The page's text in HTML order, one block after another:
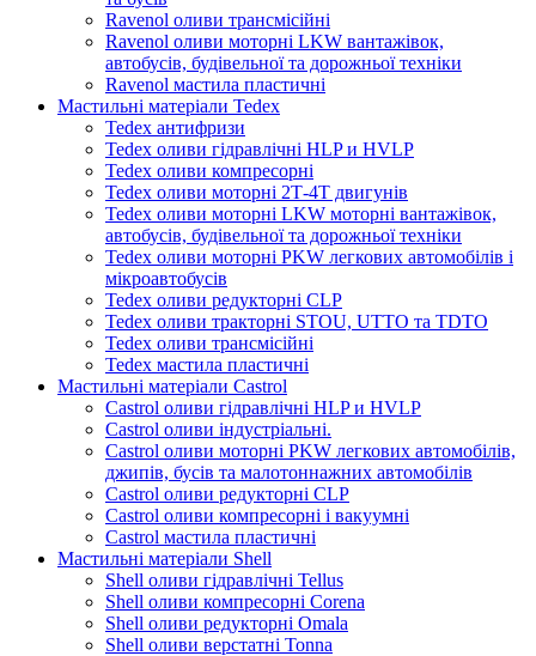
Ravenol оливи трансмісійні
Ravenol оливи моторні LKW вантажівок,
автобусів, будівельної та дорожньої техніки
Ravenol мастила пластичні
Мастильні матеріали Tedex
Tedex антифризи
Tedex оливи гідравлічні HLP и HVLP
Tedex оливи компресорні
Tedex оливи моторні 2Т-4Т двигунів
Tedex оливи моторні LKW моторні вантажівок,
автобусів, будівельної та дорожньої техніки
Tedex оливи моторні PKW легкових автомобілів і
мікроавтобусів
Tedex оливи редукторні CLP
Tedex оливи тракторні STOU, UTTO та TDTO
Tedex оливи трансмісійні
Tedex мастила пластичні
Мастильні матеріали Castrol
Castrol оливи гідравлічні HLP и HVLP
Castrol оливи індустріальні.
Castrol оливи моторні PKW легкових автомобілів,
джипів, бусів та малотоннажних автомобілів
Castrol оливи редукторні CLP
Castrol оливи компресорні і вакуумні
Castrol мастила пластичні
Мастильні матеріали Shell
Shell оливи гідравлічні Tellus
Shell оливи компресорні Corena
Shell оливи редукторні Omala
Shell оливи верстатні Tonna